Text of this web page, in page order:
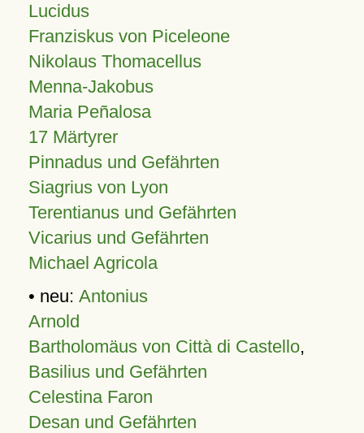
Lucidus
Franziskus von Piceleone
Nikolaus Thomacellus
Menna-Jakobus
Maria Peñalosa
17 Märtyrer
Pinnadus und Gefährten
Siagrius von Lyon
Terentianus und Gefährten
Vicarius und Gefährten
Michael Agricola
• neu: Antonius
Arnold
Bartholomäus von Città di Castello,
Basilius und Gefährten
Celestina Faron
Desan und Gefährten